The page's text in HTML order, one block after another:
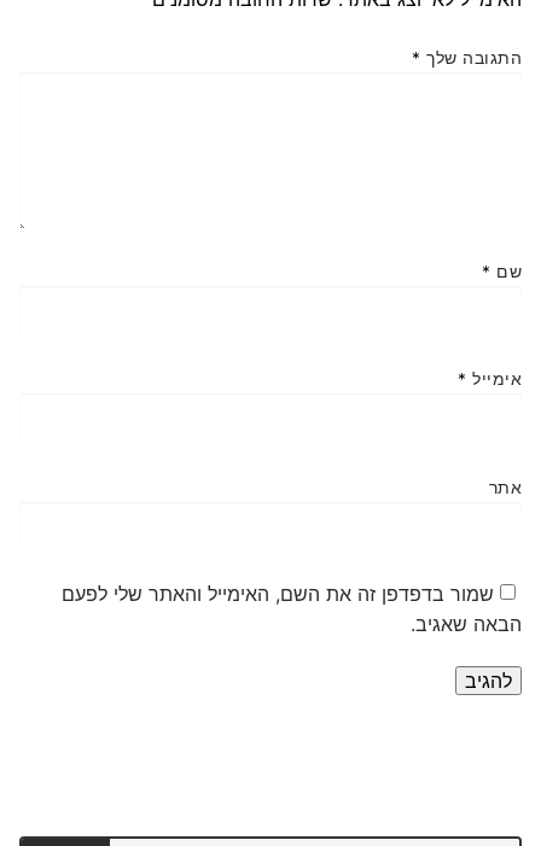
התגובה שלך*
שם *
אימייל*
אתר
שמור בדפדפן זה את השם, האימייל והאתר שלי לפעם
הבאה שאגיב.